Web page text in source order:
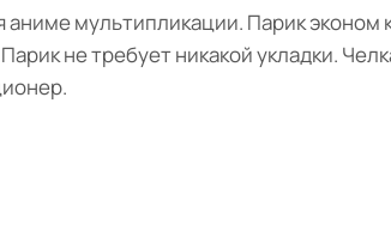
мультипликации. Парик эконом
не требует никакой укладки.